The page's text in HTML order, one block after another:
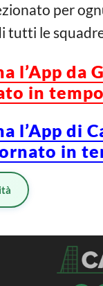
per
tutti le
l’App
in
l’App di
in